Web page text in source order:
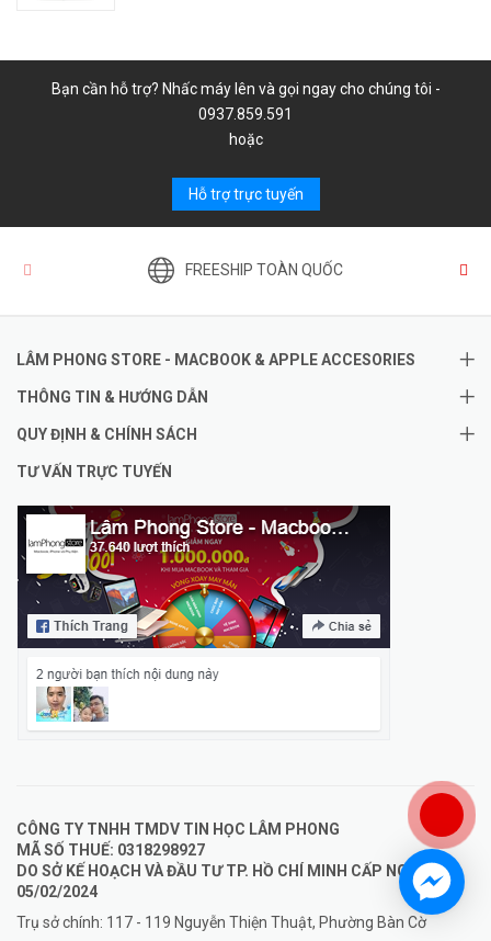
Bạn cần hỗ trợ? Nhấc máy lên và gọi ngay cho chúng tôi -
0937.859.591
hoặc
Hỗ trợ trực tuyến
FREESHIP TOÀN QUỐC
LÂM PHONG STORE - MACBOOK & APPLE ACCESORIES
THÔNG TIN & HƯỚNG DẪN
QUY ĐỊNH & CHÍNH SÁCH
TƯ VẤN TRỰC TUYẾN
CÔNG TY TNHH TMDV TIN HỌC LÂM PHONG
MÃ SỐ THUẾ: 0318298927
DO SỞ KẾ HOẠCH VÀ ĐẦU TƯ TP. HỒ CHÍ MINH CẤP NGÀY
05/02/2024
Trụ sở chính: 117 - 119 Nguyễn Thiện Thuật, Phường Bàn Cờ